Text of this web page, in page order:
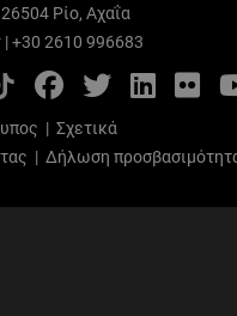
Ρίο, Αχαΐα
|+30 2610 996683
FacebookTwitter
| Σχετικά
| Δήλωση